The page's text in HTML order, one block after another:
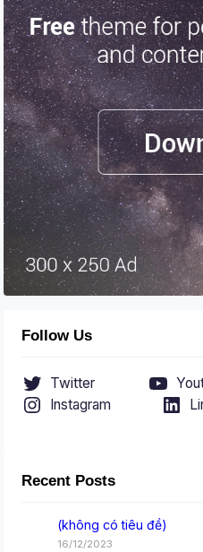
Follow Us
Twitter
Instagram
Recent Posts
(không có tiêu đề)
16/12/2023